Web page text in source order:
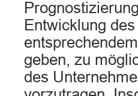
Entwicklung
geben, zu
des